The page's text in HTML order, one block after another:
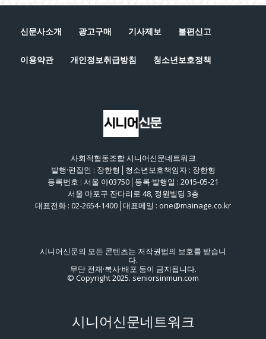
신문사소개 광고구매 기사제보 불편신고
이용약관 개인정보취급방침 청소년보호정책
사회적협동조합 시니어신문네트워크
발행·편집인 : 장한형│청소년보호책임자 : 장한형
등록번호 : 서울 아03750│등록·발행일 : 2015-05-21
서울 마포구 잔다리로 48, 정원빌딩 3층
대표전화 : 02-2654-1400│대표메일 : one@mainage.co.kr
시니어신문의 모든 콘텐츠는 저작권법의 보호를 받습니
다.
무단 전재·복사·배포 등이 금지됩니다.
© Copyright 2025. seniorsinmun.com
시니어신문네트워크